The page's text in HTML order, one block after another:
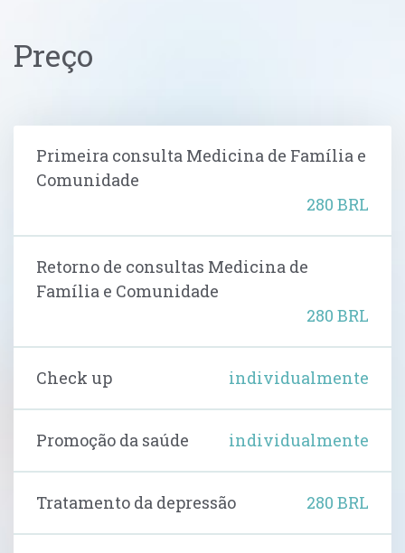
Preço
Primeira consulta Medicina de Família e
Comunidade
280 BRL
Retorno de consultas Medicina de
Família e Comunidade
280 BRL
Check up individualmente
Promoção da saúde individualmente
Tratamento da depressão 280 BRL